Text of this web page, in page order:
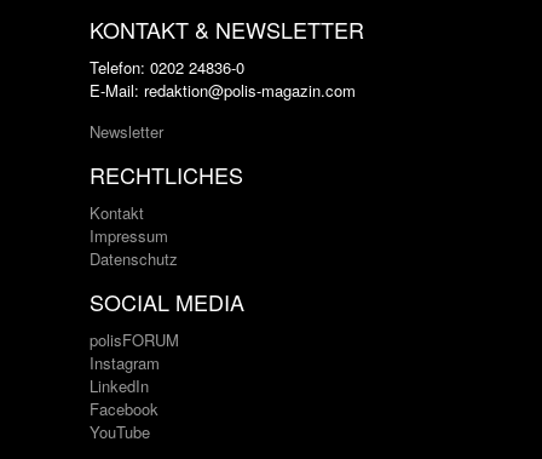
KONTAKT & NEWSLETTER
Telefon: 0202 24836-0
E-Mail: redaktion@polis-magazin.com
Newsletter
RECHTLICHES
Kontakt
Impressum
Datenschutz
SOCIAL MEDIA
polisFORUM
Instagram
LinkedIn
Facebook
YouTube